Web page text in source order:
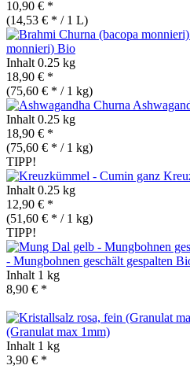
10,90 € *
(14,53 € * / 1 L)
monnieri) Bio
Inhalt 0.25 kg
18,90 € *
(75,60 € * / 1 kg)
Inhalt 0.25 kg
18,90 € *
(75,60 € * / 1 kg)
TIPP!
Inhalt 0.25 kg
12,90 € *
(51,60 € * / 1 kg)
TIPP!
- Mungbohnen geschält gespalten
Inhalt 1 kg
8,90 € *
(Granulat max 1mm)
Inhalt 1 kg
3,90 € *